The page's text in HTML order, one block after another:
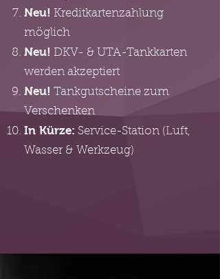
Neu! Kreditkartenzahlung
möglich
Neu! DKV- & UTA-Tankkarten
werden akzeptiert
Neu! Tankgutscheine zum
Verschenken
In Kürze: Service-Station (Luft,
Wasser & Werkzeug)